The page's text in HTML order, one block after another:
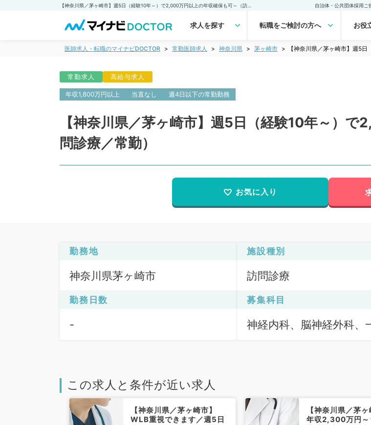
自治体・公共団体採用ご
求人を探す 転職をご検討の方へ お役
医師求人・転職のマイナビDOCTOR 常勤医師求人 神奈川県 茅ヶ崎市 【神奈川県／茅ヶ崎市】週5
常勤求人 高給与求人
年収1,800万円以上 当直なし 週4日以下の常勤勤務
【神奈川県／茅ヶ崎市】週5日（経験10年～）
問診療／常勤）
お気に入り
勤務地
神奈川県茅ヶ崎市
施設種別
訪問診療
勤務日数
-
募集科目
神経内科、脳神経外科、
この求人と条件が近い求人
【神奈川県／茅ヶ崎市】
WLB重視できます／週5日
【神奈川県／茅
年収2,300万円